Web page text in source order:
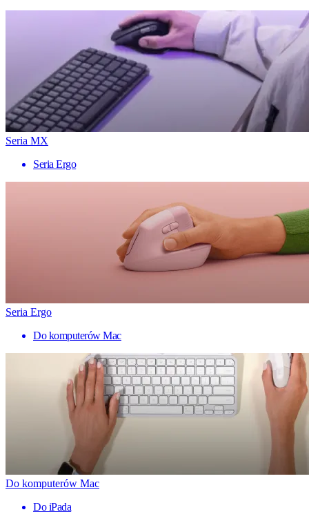
Seria MX
Seria Ergo
Seria Ergo
Do komputerów Mac
Do komputerów Mac
Do iPada